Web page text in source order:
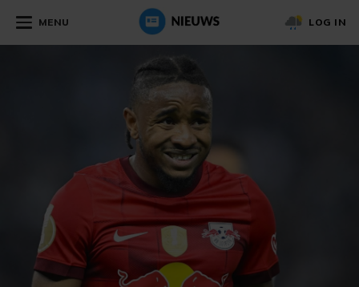
MENU LOG IN